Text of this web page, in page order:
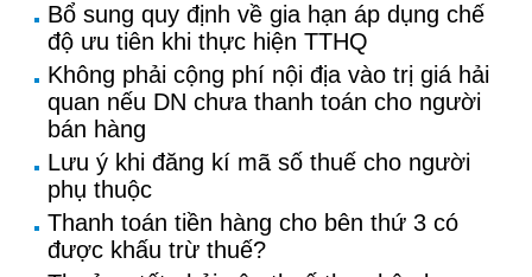
Bổ sung quy định về gia hạn áp dụng chế
độ ưu tiên khi thực hiện TTHQ
Không phải cộng phí nội địa vào trị giá hải
quan nếu DN chưa thanh toán cho người
bán hàng
Lưu ý khi đăng kí mã số thuế cho người
phụ thuộc
Thanh toán tiền hàng cho bên thứ 3 có
được khấu trừ thuế?